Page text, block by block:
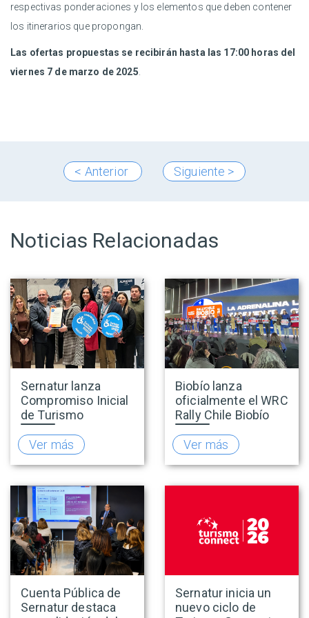
respectivas ponderaciones y los elementos que deben contener
los itinerarios que propongan.
Las ofertas propuestas se recibirán hasta las 17:00 horas del
viernes 7 de marzo de 2025
< Anterior Siguiente >
Noticias Relacionadas
Sernatur lanza
Compromiso Inicial
de Turismo
Accesible para
promover una
oferta turística más
inclusiva
Ver más
Biobío lanza
oficialmente el WRC
Rally Chile Biobío
2026 con 141
empresas
adheridas al Sello
Rally
Ver más
Cuenta Pública de
Sernatur destaca
Sernatur inicia un
nuevo ciclo de